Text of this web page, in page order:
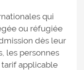
qui
ou réfugiée
dès leur
les personnes
applicable